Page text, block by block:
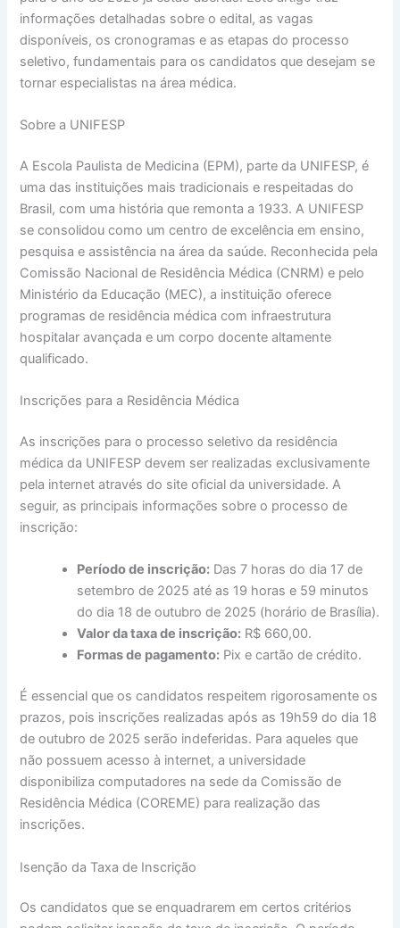
informações detalhadas sobre o edital, as vagas
disponíveis, os cronogramas e as etapas do processo
seletivo, fundamentais para os candidatos que desejam se
tornar especialistas na área médica.
Sobre a UNIFESP
A Escola Paulista de Medicina (EPM), parte da UNIFESP, é
uma das instituições mais tradicionais e respeitadas do
Brasil, com uma história que remonta a 1933. A UNIFESP
se consolidou como um centro de excelência em ensino,
pesquisa e assistência na área da saúde. Reconhecida pela
Comissão Nacional de Residência Médica (CNRM) e pelo
Ministério da Educação (MEC), a instituição oferece
programas de residência médica com infraestrutura
hospitalar avançada e um corpo docente altamente
qualificado.
Inscrições para a Residência Médica
As inscrições para o processo seletivo da residência
médica da UNIFESP devem ser realizadas exclusivamente
pela internet através do site oficial da universidade. A
seguir, as principais informações sobre o processo de
inscrição:
Período de inscrição: Das 7 horas do dia 17 de
setembro de 2025 até as 19 horas e 59 minutos
do dia 18 de outubro de 2025 (horário de Brasília).
Valor da taxa de inscrição: R$ 660,00.
Formas de pagamento: Pix e cartão de crédito.
É essencial que os candidatos respeitem rigorosamente os
prazos, pois inscrições realizadas após as 19h59 do dia 18
de outubro de 2025 serão indeferidas. Para aqueles que
não possuem acesso à internet, a universidade
disponibiliza computadores na sede da Comissão de
Residência Médica (COREME) para realização das
inscrições.
Isenção da Taxa de Inscrição
Os candidatos que se enquadrarem em certos critérios